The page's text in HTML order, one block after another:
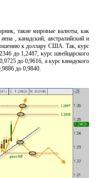
такие мировые валюты, как
, канадский, австралийский и
к доллару США. Так, курс
до 1,2487, курс швейцарского
до 0,9616, а курс канадского
до 0,9840.